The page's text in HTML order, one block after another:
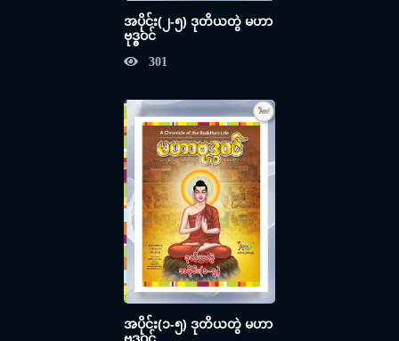
အပိုင်း(၂-၅) ဒုတိယတွဲ မဟာ
ဗုဒ္ဓဝင်
301
အပိုင်း(၁-၅) ဒုတိယတွဲ မဟာ
ဗုဒ္ဓဝင်